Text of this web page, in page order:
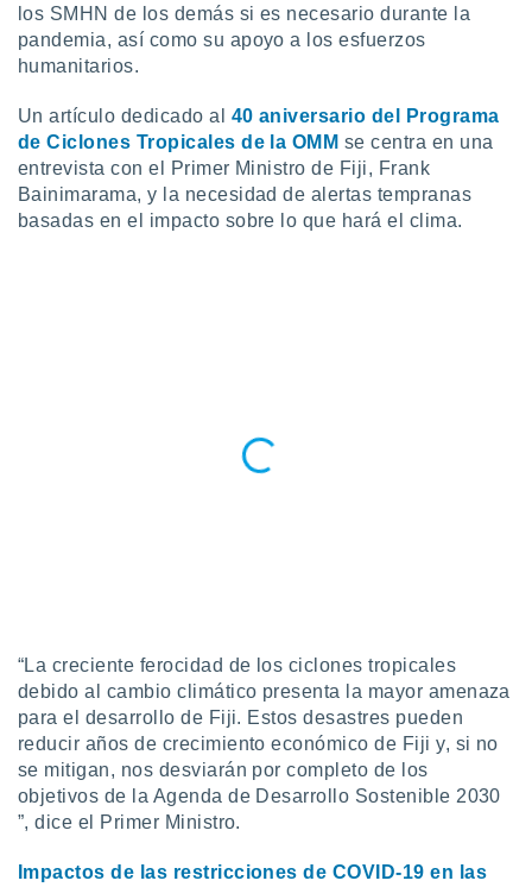
únicos
similares
este sitio
IP
de
posible
de
un
o acceder
datos
perfiles
los SMHN de los demás si es necesario durante la
pandemia, así como su apoyo a los esfuerzos
humanitarios.
Un artículo dedicado al 40 aniversario del Programa
de Ciclones Tropicales de la OMM se centra en una
entrevista con el Primer Ministro de Fiji, Frank
Bainimarama, y la necesidad de alertas tempranas
basadas en el impacto sobre lo que hará el clima.
“La creciente ferocidad de los ciclones tropicales
debido al cambio climático presenta la mayor amenaza
para el desarrollo de Fiji. Estos desastres pueden
reducir años de crecimiento económico de Fiji y, si no
se mitigan, nos desviarán por completo de los
objetivos de la Agenda de Desarrollo Sostenible 2030
”, dice el Primer Ministro.
Impactos de las restricciones de COVID-19 en las